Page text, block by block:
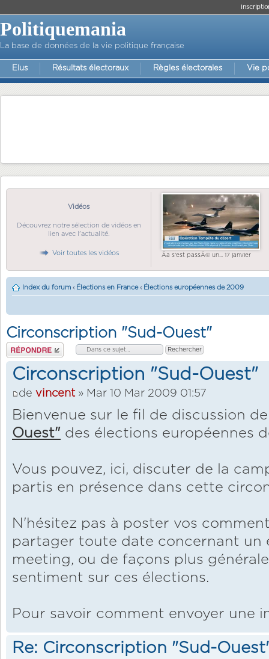
Politiquemania
La base de données de la vie politique française
Elus Résultats électoraux Règles électorales Vie
Vidéos
Découvrez notre sélection de vidéos en
lien avec l'actualité.
Voir toutes les vidéos Ãa s'est passÃ© un... 17 janvier
Index du forum ‹ Élections en France ‹ Élections européennes de 2009
Circonscription "Sud-Ouest"
Répondre
Circonscription "Sud-Ouest"
de vincent » Mar 10 Mar 2009 01:57
Bienvenue sur le fil de discussion
Ouest" des élections européennes
Vous pouvez, ici, discuter de la
partis en présence dans cette
N'hésitez pas à poster vos
partager toute date concernant un
meeting, ou de façons plus
sentiment sur ces élections.
Pour savoir comment envoyer une
Re: Circonscription "Sud-